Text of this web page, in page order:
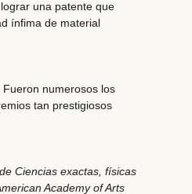
una patente que
ínfima de material
Fueron numerosos los
tan prestigiosos
Ciencias exactas, físicas
Academy of Arts